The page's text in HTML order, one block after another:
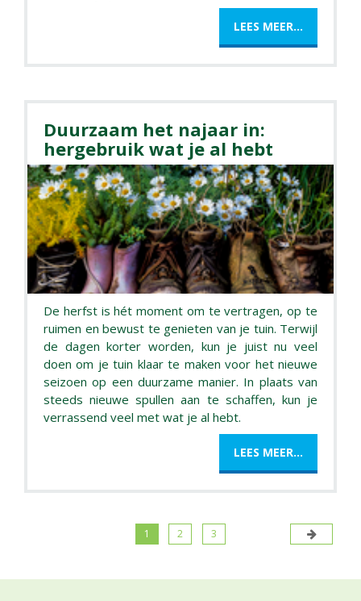
LEES MEER...
Duurzaam het najaar in:
hergebruik wat je al hebt
De herfst is hét moment om te vertragen, op te
ruimen en bewust te genieten van je tuin. Terwijl
de dagen korter worden, kun je juist nu veel
doen om je tuin klaar te maken voor het nieuwe
seizoen op een duurzame manier. In plaats van
steeds nieuwe spullen aan te schaffen, kun je
verrassend veel met wat je al hebt.
LEES MEER...
1 2 3